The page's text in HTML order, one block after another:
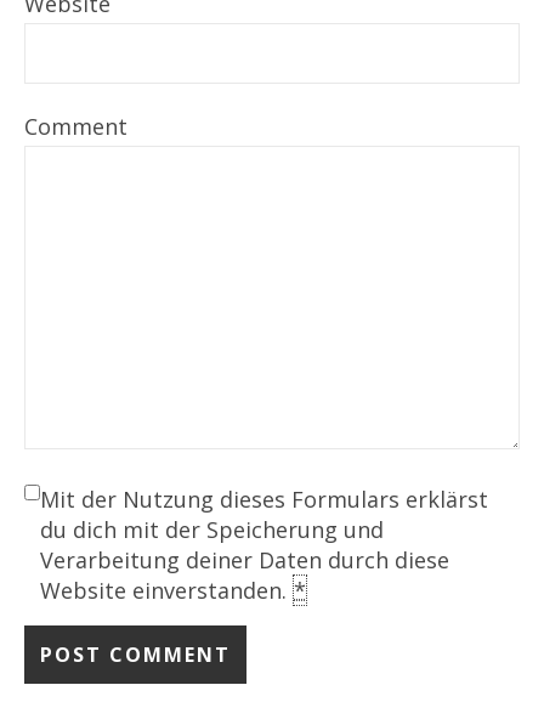
Comment
Mit der Nutzung dieses Formulars erklärst
du dich mit der Speicherung und
Verarbeitung deiner Daten durch diese
Website einverstanden. *